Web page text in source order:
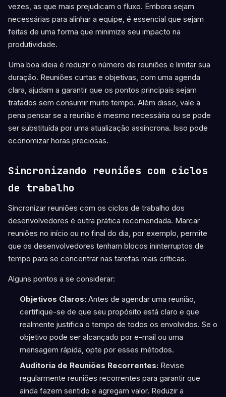
vezes, as que mais prejudicam o fluxo. Embora sejam
necessárias para alinhar a equipe, é essencial que sejam
feitas de uma forma que minimize seu impacto na
produtividade.
Uma boa ideia é reduzir o número de reuniões e limitar sua
duração. Reuniões curtas e objetivas, com uma agenda
clara, ajudam a garantir que os pontos principais sejam
tratados sem consumir muito tempo. Além disso, vale a
pena pensar se a reunião é mesmo necessária ou se pode
ser substituída por uma atualização assíncrona. Isso pode
economizar horas preciosas.
Sincronizando reuniões com ciclos
de trabalho
Sincronizar reuniões com os ciclos de trabalho dos
desenvolvedores é outra prática recomendada. Marcar
reuniões no início ou no final do dia, por exemplo, permite
que os desenvolvedores tenham blocos ininterruptos de
tempo para se concentrar nas tarefas mais críticas.
Alguns pontos a se considerar:
Objetivos Claros:Antes de agendar uma reunião,
certifique-se de que seu propósito está claro e que
realmente justifica o tempo de todos os envolvidos. Se o
objetivo pode ser alcançado por e-mail ou uma
mensagem rápida, opte por esses métodos.
Auditoria de Reuniões Recorrentes:Revise
regularmente reuniões recorrentes para garantir que
ainda fazem sentido e agregam valor. Reduzir a